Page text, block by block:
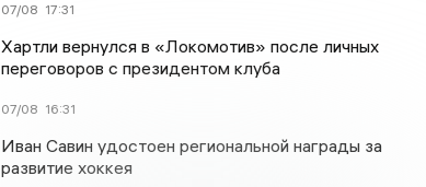
07/08 17:31
Хартли вернулся в «Локомотив» после личных
переговоров с президентом клуба
07/08 16:31
Иван Савин удостоен региональной награды за
развитие хоккея